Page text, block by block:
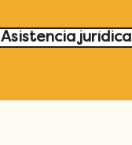
Asistencia jurídica